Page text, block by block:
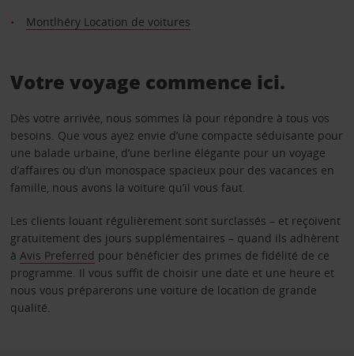
Montlhéry Location de voitures
Votre voyage commence ici.
Dès votre arrivée, nous sommes là pour répondre à tous vos
besoins. Que vous ayez envie d’une compacte séduisante pour
une balade urbaine, d’une berline élégante pour un voyage
d’affaires ou d’un monospace spacieux pour des vacances en
famille, nous avons la voiture qu’il vous faut.
Les clients louant régulièrement sont surclassés – et reçoivent
gratuitement des jours supplémentaires – quand ils adhèrent
à Avis Preferred pour bénéficier des primes de fidélité de ce
programme. Il vous suffit de choisir une date et une heure et
nous vous préparerons une voiture de location de grande
qualité.